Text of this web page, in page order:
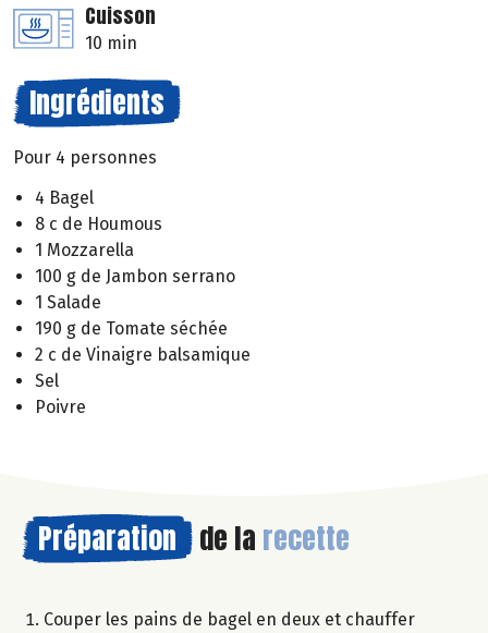
Cuisson
10 min
Ingrédients
Pour 4 personnes
4 Bagel
8 c de Houmous
1 Mozzarella
100 g de Jambon serrano
1 Salade
190 g de Tomate séchée
2 c de Vinaigre balsamique
Sel
Poivre
Préparation de la recette
Couper les pains de bagel en deux et chauffer